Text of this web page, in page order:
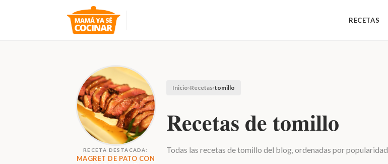
RECETAS
RECETA DESTACADA:
MAGRET DE PATO CON
Inicio›Recetas›tomillo
Recetas de tomillo
Todas las recetas de tomillo del blog, ordenadas por popularidad.